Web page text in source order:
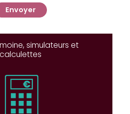
Envoyer
simulateurs et
calculettes